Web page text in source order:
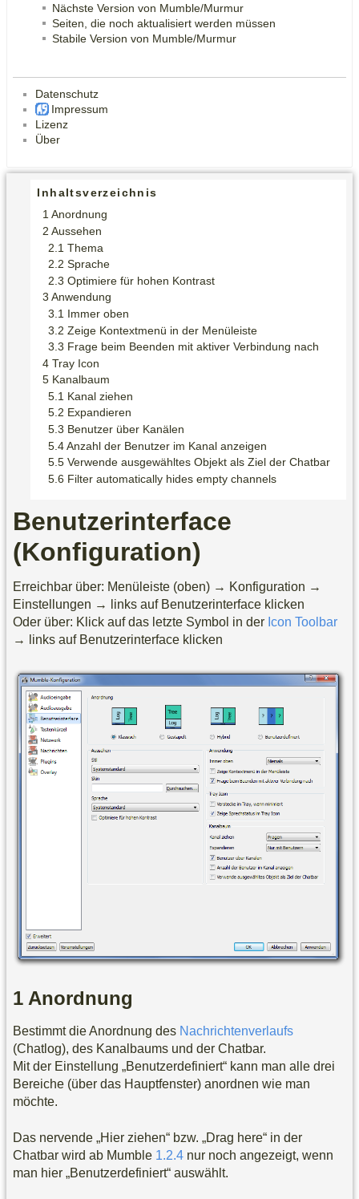
Nächste Version von Mumble/Murmur
Seiten, die noch aktualisiert werden müssen
Stabile Version von Mumble/Murmur
Datenschutz
Impressum
Lizenz
Über
Inhaltsverzeichnis
Anordnung
Aussehen
Thema
Sprache
Optimiere für hohen Kontrast
Anwendung
Immer oben
Zeige Kontextmenü in der Menüleiste
Frage beim Beenden mit aktiver Verbindung nach
Tray Icon
Kanalbaum
Kanal ziehen
Expandieren
Benutzer über Kanälen
Anzahl der Benutzer im Kanal anzeigen
Verwende ausgewähltes Objekt als Ziel der Chatbar
Filter automatically hides empty channels
Benutzerinterface
(Konfiguration)
Erreichbar über: Menüleiste (oben) → Konfiguration →
Einstellungen → links auf Benutzerinterface klicken
Oder über: Klick auf das letzte Symbol in der Icon Toolbar
→ links auf Benutzerinterface klicken
Anordnung
Bestimmt die Anordnung des Nachrichtenverlaufs
(Chatlog), des Kanalbaums und der Chatbar.
Mit der Einstellung „Benutzerdefiniert“ kann man alle drei
Bereiche (über das Hauptfenster) anordnen wie man
möchte.
Das nervende „Hier ziehen“ bzw. „Drag here“ in der
Chatbar wird ab Mumble 1.2.4 nur noch angezeigt, wenn
man hier „Benutzerdefiniert“ auswählt.